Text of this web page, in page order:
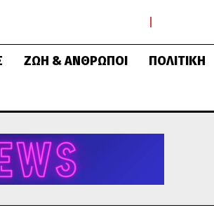
ΖΩΉ & ΆΝΘΡΩΠΟΙ ΠΟΛΙΤΙΚΉ